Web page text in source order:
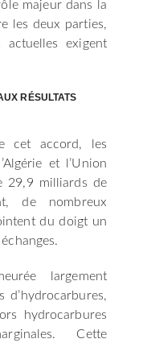
majeur dans la
les deux parties,
actuelles exigent
RÉSULTATS
cet accord, les
et l’Union
29,9 milliards de
de nombreux
du doigt un
largement
d’hydrocarbures,
hydrocarbures
Cette